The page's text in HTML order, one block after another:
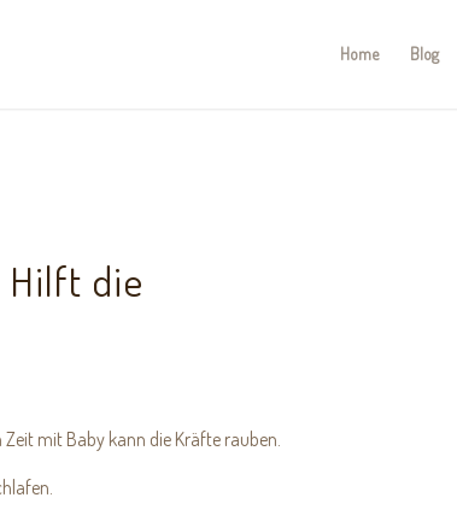
Home Blog
Hilft die
mit Baby kann die Kräfte rauben.